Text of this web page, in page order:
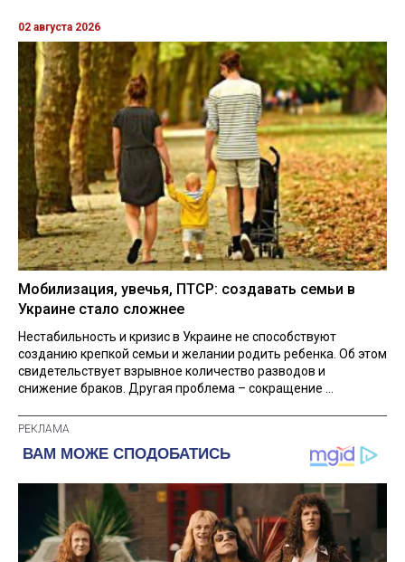
02 августа 2026
Мобилизация, увечья, ПТСР: создавать семьи в
Украине стало сложнее
Нестабильность и кризис в Украине не способствуют
созданию крепкой семьи и желании родить ребенка. Об этом
свидетельствует взрывное количество разводов и
снижение браков. Другая проблема – сокращение ...